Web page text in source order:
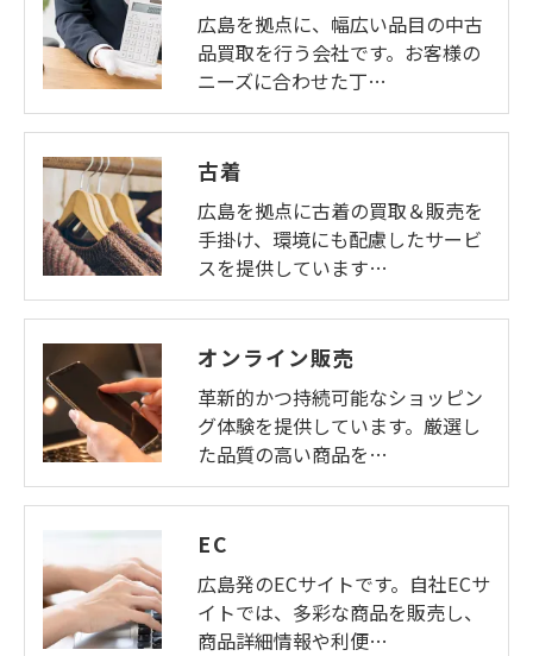
広島を拠点に、幅広い品目の中古
品買取を行う会社です。お客様の
ニーズに合わせた丁…
古着
広島を拠点に古着の買取＆販売を
手掛け、環境にも配慮したサービ
スを提供しています…
オンライン販売
革新的かつ持続可能なショッピン
グ体験を提供しています。厳選し
た品質の高い商品を…
EC
広島発のECサイトです。自社ECサ
イトでは、多彩な商品を販売し、
商品詳細情報や利便…